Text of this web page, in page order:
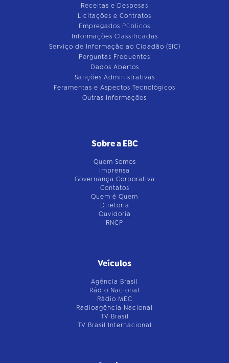
Receitas e Despesas
Licitações e Contratos
Empregados Públicos
Informações Classificadas
Serviço de Informação ao Cidadão (SIC)
Perguntas Frequentes
Dados Abertos
Sanções Administrativas
Feramentas e Aspectos Tecnológicos
Outras Informações
Sobre a EBC
Quem Somos
Imprensa
Governança Corporativa
Contatos
Quem é Quem
Diretoria
Ouvidoria
RNCP
Veículos
Agência Brasil
Rádio Nacional
Rádio MEC
Radioagência Nacional
TV Brasil
TV Brasil Internacional